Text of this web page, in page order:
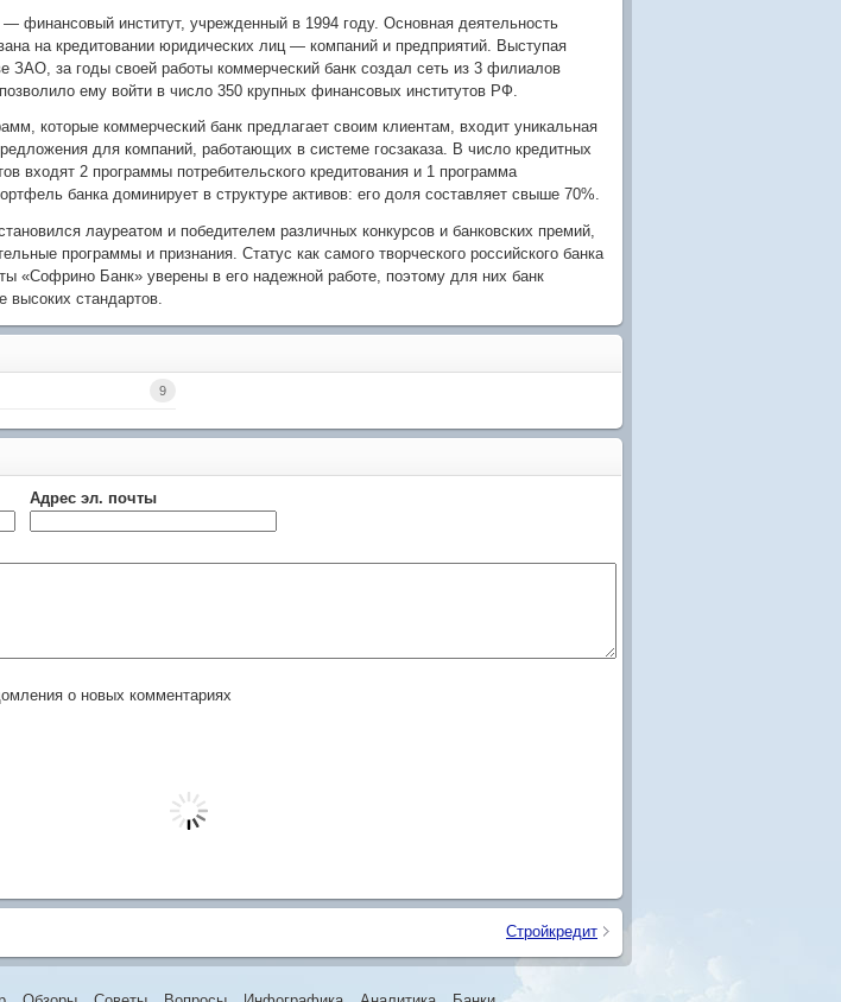
финансовый институт, учрежденный в 1994 году. Основная деятельность
на кредитовании юридических лиц — компаний и предприятий. Выступая
ЗАО, за годы своей работы коммерческий банк создал сеть из 3 филиалов
ему войти в число 350 крупных финансовых институтов РФ.
которые коммерческий банк предлагает своим клиентам, входит уникальная
для компаний, работающих в системе госзаказа. В число кредитных
входят 2 программы потребительского кредитования и 1 программа
банка доминирует в структуре активов: его доля составляет свыше 70%.
лауреатом и победителем различных конкурсов и банковских премий,
программы и признания. Статус как самого творческого российского банка
«Софрино Банк» уверены в его надежной работе, поэтому для них банк
высоких стандартов.
9
Адрес эл. почты
о новых комментариях
Стройкредит